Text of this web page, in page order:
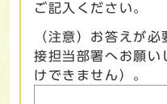
ご記入ください。
（注意）お答えが
接担当部署へお願い
けできません）。